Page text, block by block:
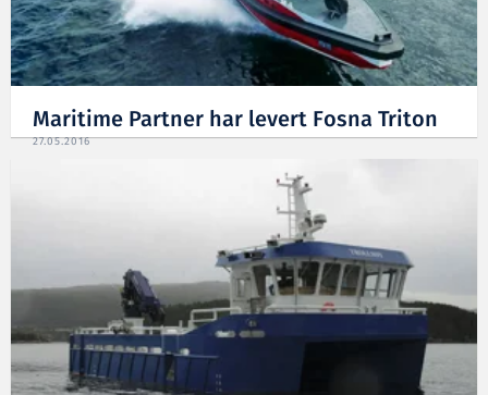
Maritime Partner har levert Fosna Triton
27.05.2016